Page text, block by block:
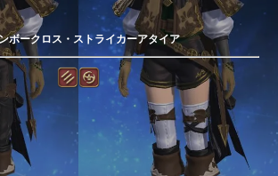
ボークロス・ストライカーアタイア